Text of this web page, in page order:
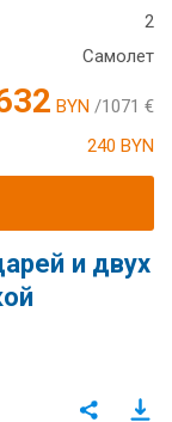
2
Самолет
BYN /1071 €
240 BYN
и двух